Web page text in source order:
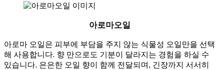
아로마오일
아로마 오일은 피부에 부담을 주지 않는 식물성 오일만을 선택
해 사용합니다. 향 만으로도 기분이 달라지는 경험을 하실 수
있습니다. 은은한 오일 향이 함께 전달되며, 긴장까지 서서히